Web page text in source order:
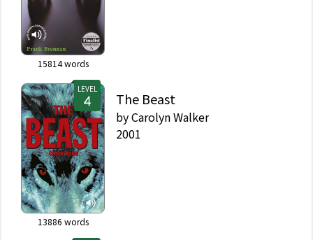
15814words
LEVEL
13886 words
The Beast
byCarolyn Walker
2001